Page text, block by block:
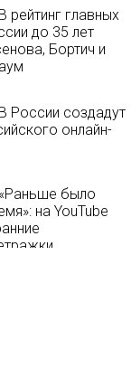
В рейтинг главных
до 35 лет
Бортич и
В России создадут
онлайн-
«Раньше было
на YouTube